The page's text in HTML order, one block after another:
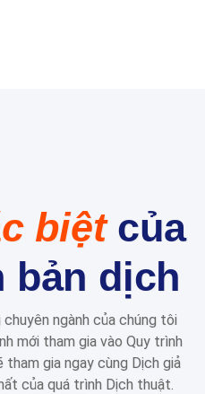
biệtcủa
bản dịch
ngành của chúng tôi
mới tham gia vào Quy trình
gia ngay cùng Dịch giả
của quá trình Dịch thuật.